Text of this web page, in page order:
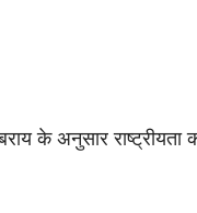
के अनुसार राष्ट्रीयता